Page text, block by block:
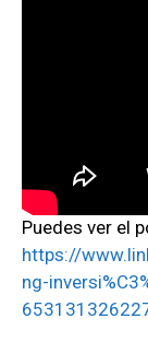
Puedes ver el
https://
ng-